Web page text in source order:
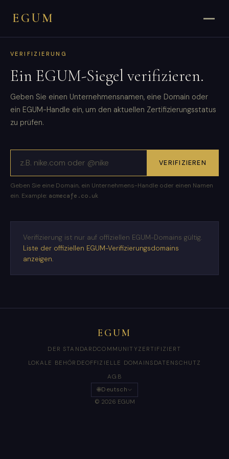
EGUM
VERIFIZIERUNG
Ein EGUM-Siegel verifizieren.
Geben Sie einen Unternehmensnamen, eine Domain oder
ein EGUM-Handle ein, um den aktuellen Zertifizierungsstatus
zu prüfen.
VERIFIZIEREN
Geben Sie eine Domain, ein Unternehmens-Handle oder einen Namen
ein. Example: acmecafe.co.uk
Verifizierung ist nur auf offiziellen EGUM-Domains gültig.
Liste der offiziellen EGUM-Verifizierungsdomains
anzeigen.
EGUM
DER STANDARDCOMMUNITY ZERTIFIZIERT
LOKALE BEHÖRDEOFFIZIELLE DOMAINS DATENSCHUTZ
AGB
🌐Deutsch
© 2026 EGUM